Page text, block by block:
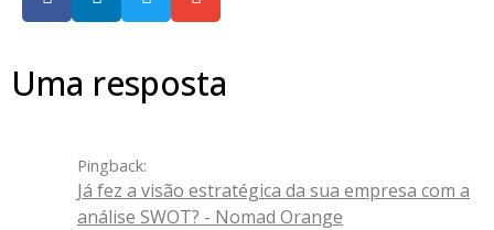
Uma resposta
Pingback:
Já fez a visão estratégica da sua empresa com a
análise SWOT? - Nomad Orange